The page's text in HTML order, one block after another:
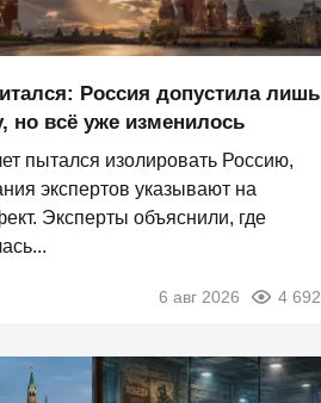
Россия допустила лишь
но всё уже изменилось
пытался изолировать Россию,
экспертов указывают на
Эксперты объяснили, где
6 авг 2026 4 692